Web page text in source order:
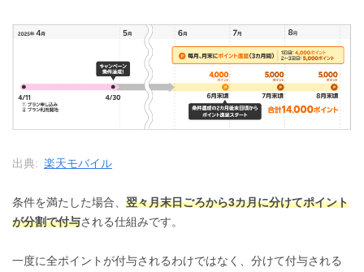
出典: 楽天モバイル
条件を満たした場合、 翌々月末日ごろから3カ月に分けてポイント
が分割で付与される仕組みです。
一度に全ポイントが付与されるわけではなく、分けて付与される